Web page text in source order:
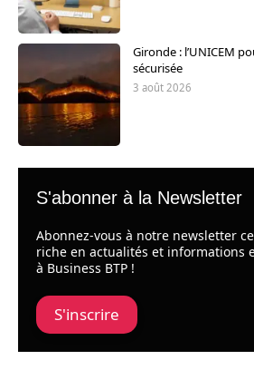
Gironde : l’UNICEM
sécurisée
3 août 2026
S'abonner à la Newsletter
Abonnez-vous à notre newsletter
riche en actualités et informations
à Business BTP !
S'inscrire